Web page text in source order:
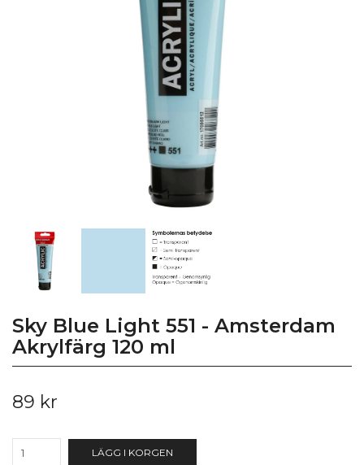
Sky Blue Light 551 - Amsterdam
Akrylfärg 120 ml
89 kr
LÄGG I KORGEN